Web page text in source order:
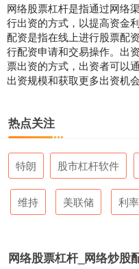
网络股票杠杆是指通过网络
行出资的方式，以提高资金
配资是指在线上进行股票配
行配资申请和交易操作。出
票出资的方式，出资者可以
出资规模和获取更多出资机会
热点关注
特朗 股市杠杆软件
维持 美联储 利率
网络股票杠杆_网络炒股